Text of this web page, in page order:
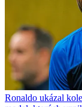
Ronaldo ukázal